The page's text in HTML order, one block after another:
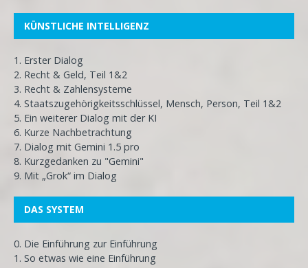
KÜNSTLICHE INTELLIGENZ
1. Erster Dialog
2. Recht & Geld, Teil 1&2
3. Recht & Zahlensysteme
4. Staatszugehörigkeitsschlüssel, Mensch, Person, Teil 1&2
5. Ein weiterer Dialog mit der KI
6. Kurze Nachbetrachtung
7. Dialog mit Gemini 1.5 pro
8. Kurzgedanken zu "Gemini"
9. Mit „Grok“ im Dialog
DAS SYSTEM
0. Die Einführung zur Einführung
1. So etwas wie eine Einführung